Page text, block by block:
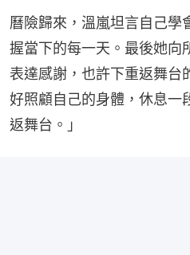
曆險歸來，溫嵐坦言自己學
握當下的每一天。最後她向
表達感謝，也許下重返舞台
好照顧自己的身體，休息一
返舞台。」